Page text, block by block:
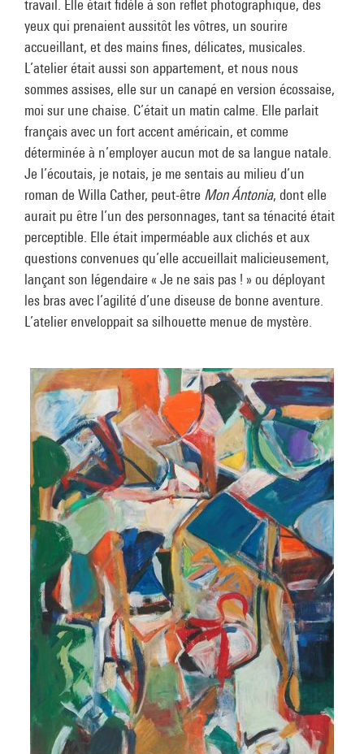
travail. Elle était fidèle à son reflet photographique, des
yeux qui prenaient aussitôt les vôtres, un sourire
accueillant, et des mains fines, délicates, musicales.
L’atelier était aussi son appartement, et nous nous
sommes assises, elle sur un canapé en version écossaise,
moi sur une chaise. C’était un matin calme. Elle parlait
français avec un fort accent américain, et comme
déterminée à n’employer aucun mot de sa langue natale.
Je l’écoutais, je notais, je me sentais au milieu d’un
roman de Willa Cather, peut-être Mon Ántonia, dont elle
aurait pu être l’un des personnages, tant sa ténacité était
perceptible. Elle était imperméable aux clichés et aux
questions convenues qu’elle accueillait malicieusement,
lançant son légendaire « Je ne sais pas ! » ou déployant
les bras avec l’agilité d’une diseuse de bonne aventure.
L’atelier enveloppait sa silhouette menue de mystère.